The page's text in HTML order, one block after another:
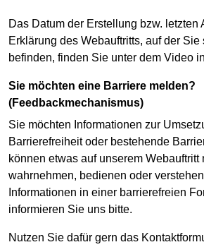
Das Datum der Erstellung bzw. letzten
Erklärung des Webauftritts, auf der Sie
befinden, finden Sie unter dem Video
Sie möchten eine Barriere melden?
(Feedbackmechanismus)
Sie möchten Informationen zur
Barrierefreiheit oder bestehende
können etwas auf unserem Webauftritt
wahrnehmen, bedienen oder
Informationen in einer barrierefreien
informieren Sie uns bitte.
Nutzen Sie dafür gern das